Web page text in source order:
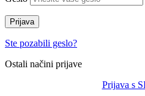
Prijava
Ste pozabili geslo?
Ostali načini prijave
Prijava s